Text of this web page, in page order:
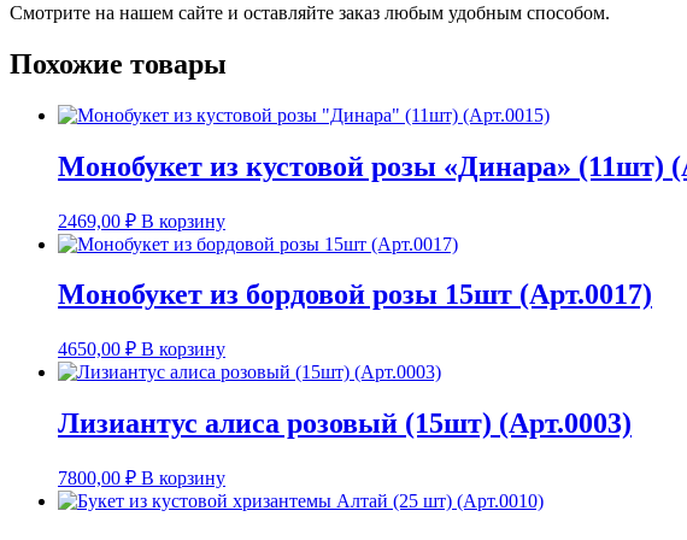
Смотрите на нашем сайте и оставляйте заказ любым удобным способом.
Похожие товары
Монобукет из кустовой розы «Динара» (11шт)
2469,00 ₽ В корзину
Монобукет из бордовой розы 15шт (Арт.0017)
4650,00 ₽ В корзину
Лизиантус алиса розовый (15шт) (Арт.0003)
7800,00 ₽ В корзину